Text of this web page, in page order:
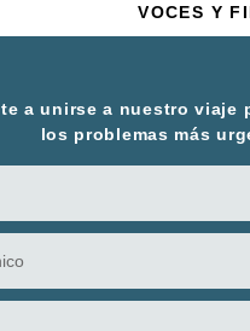
VOCES Y
a unirse a nuestro
los problemas más